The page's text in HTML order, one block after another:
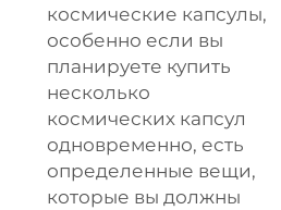
космические капсулы,
особенно если вы
планируете купить
несколько
космических капсул
одновременно, есть
определенные вещи,
которые вы должны